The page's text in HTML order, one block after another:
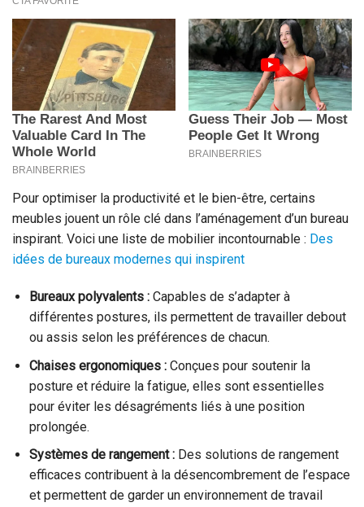
Pour optimiser la productivité et le bien-être, certains
meubles jouent un rôle clé dans l’aménagement d’un bureau
inspirant. Voici une liste de mobilier incontournable : Des
idées de bureaux modernes qui inspirent
Bureaux polyvalents :Capables de s’adapter à
différentes postures, ils permettent de travailler debout
ou assis selon les préférences de chacun.
Chaises ergonomiques :Conçues pour soutenir la
posture et réduire la fatigue, elles sont essentielles
pour éviter les désagréments liés à une position
prolongée.
Systèmes de rangement :Des solutions de rangement
efficaces contribuent à la désencombrement de l’espace
et permettent de garder un environnement de travail